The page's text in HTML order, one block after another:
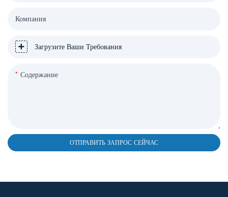
Компания
Загрузите Ваши Требования
Содержание
ОТПРАВИТЬ ЗАПРОС СЕЙЧАС